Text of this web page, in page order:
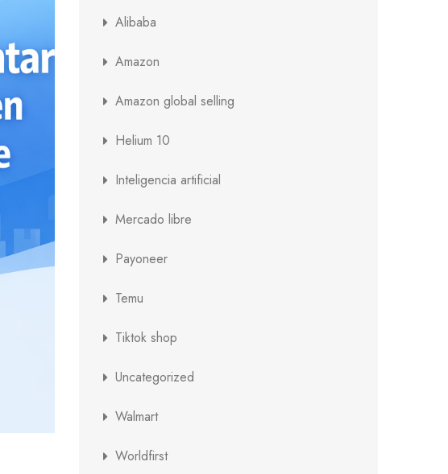
Alibaba
Amazon
Amazon global selling
Helium 10
Inteligencia artificial
Mercado libre
Payoneer
Temu
Tiktok shop
Uncategorized
Walmart
Worldfirst